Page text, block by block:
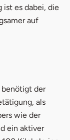
es dabei, die
auf
benötigt der
als
wie der
ein aktiver